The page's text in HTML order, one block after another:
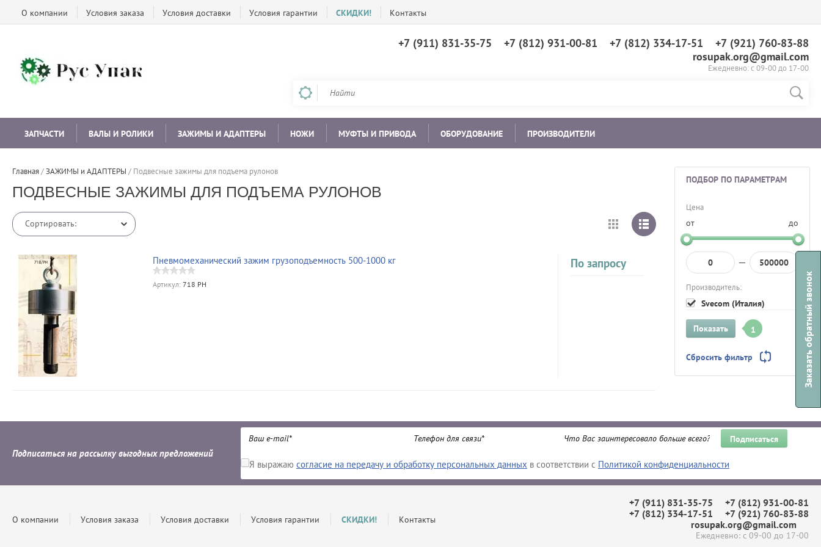
Заказать обратный звонок
О компании Условия заказа Условия доставки Условия гарантии СКИДКИ! Контакты
+7 (911) 831-35-75 +7 (812) 931-00-81 +7 (812) 334-17-51
+7 (921) 760-83-88
rosupak.org@gmail.com
Ежедневно: с 09-00 до 17-00
ЗАПЧАСТИ ВАЛЫ И РОЛИКИ ЗАЖИМЫ И АДАПТЕРЫ НОЖИ МУФТЫ И ПРИВОДА ОБОРУДОВАНИЕ ПРОИЗВОДИТЕЛИ
ПОДБОР ПО ПАРАМЕТРАМ
Цена
от до
Производитель:
Svecom (Италия)
Показать 1
Сбросить фильтр
Главная / ЗАЖИМЫ и АДАПТЕРЫ / Подвесные зажимы для подъема рулонов
ПОДВЕСНЫЕ ЗАЖИМЫ ДЛЯ ПОДЪЕМА РУЛОНОВ
Сортировать:
Пневмомеханический зажим грузоподъемность 500-1000 кг
Артикул: 718 PH
По запросу
Подписаться на рассылку выгодных предложений
Я выражаю согласие на передачу и обработку персональных данных в соответствии с Политикой конфиденциальности
Подписаться
О компании Условия заказа Условия доставки Условия гарантии СКИДКИ! Контакты
+7 (911) 831-35-75
+7 (812) 931-00-81
+7 (812) 334-17-51
+7 (921) 760-83-88
rosupak.org@gmail.com
Ежедневно: с 09-00 до 17-00